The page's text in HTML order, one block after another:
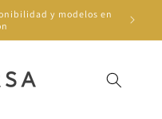
y modelos en